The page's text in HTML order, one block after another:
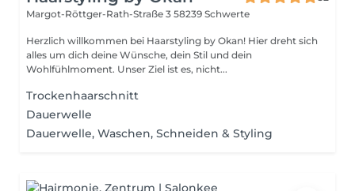
Margot-Röttger-Rath-Straße 3 58239 Schwerte
Herzlich willkommen bei Haarstyling by Okan! Hier dreht sich
alles um dich deine Wünsche, dein Stil und dein
Wohlfühlmoment. Unser Ziel ist es, nicht...
Trockenhaarschnitt
Dauerwelle
Dauerwelle, Waschen, Schneiden & Styling